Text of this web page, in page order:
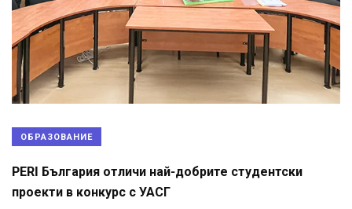
ОБРАЗОВАНИЕ
PERI България отличи най-добрите студентски
проекти в конкурс с УАСГ